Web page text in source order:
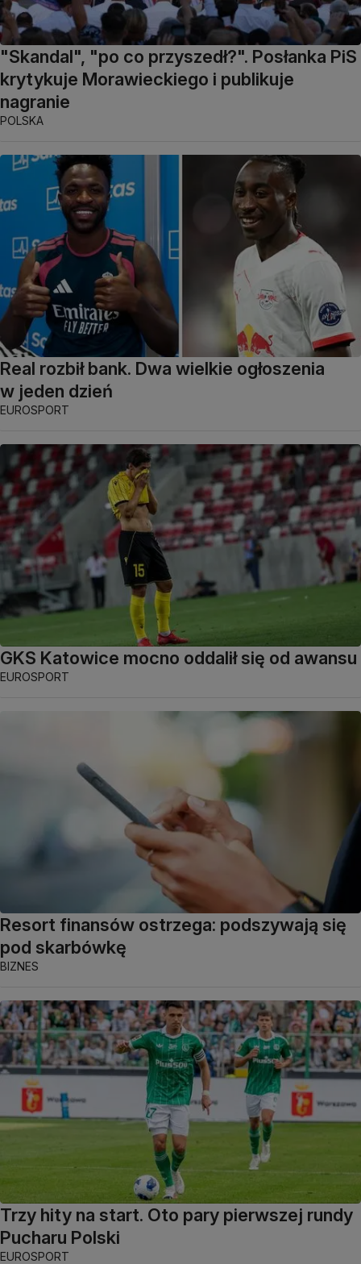
"Skandal", "po co przyszedł?". Posłanka PiS
krytykuje Morawieckiego i publikuje
nagranie
POLSKA
Real rozbił bank. Dwa wielkie ogłoszenia
w jeden dzień
EUROSPORT
GKS Katowice mocno oddalił się od awansu
EUROSPORT
Resort finansów ostrzega: podszywają się
pod skarbówkę
BIZNES
Trzy hity na start. Oto pary pierwszej rundy
Pucharu Polski
EUROSPORT